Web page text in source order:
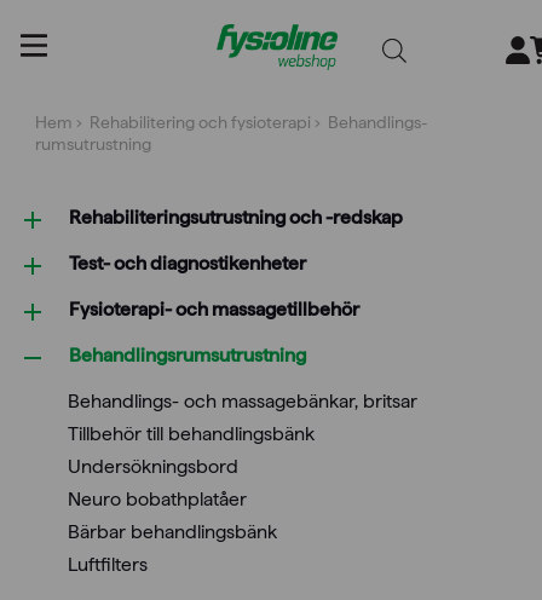
innehållet
Hem › Rehabilitering och fysioterapi › Behandlings­
rumsutrustning
Rehabiliterings­utrustning och -redskap
Test- och diagnostikenheter
Fysioterapi- och massagetillbehör
Behandlings­rumsutrustning
Behandlings- och massagebänkar, britsar
Tillbehör till behandlingsbänk
Undersökningsbord
Neuro bobathplatåer
Bärbar behandlingsbänk
Luftfilters